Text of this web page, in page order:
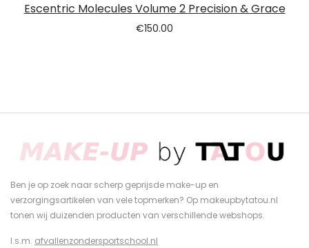
Escentric Molecules Volume 2 Precision & Grace
€150.00
Ben je op zoek naar scherp geprijsde make-up en
verzorgingsartikelen van vele topmerken? Op makeupbytatou.nl
tonen wij duizenden producten van verschillende webshops.
I.s.m. afvallenzondersportschool.nl